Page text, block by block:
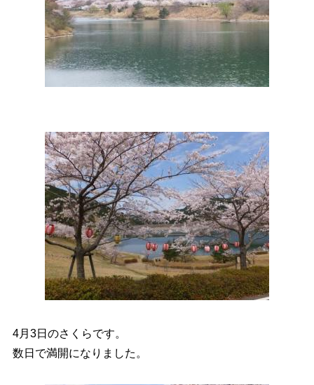
4月3日のさくらです。
数日で満開になりました。